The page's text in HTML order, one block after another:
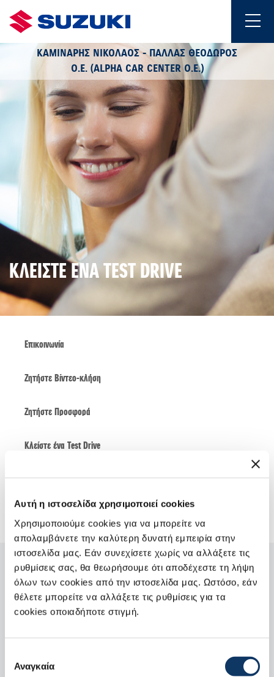
Αυτή η ιστοσελίδα χρησιμοποιεί cookies
Χρησιμοποιούμε cookies για να μπορείτε να
απολαμβάνετε την καλύτερη δυνατή εμπειρία στην
ιστοσελίδα μας. Εάν συνεχίσετε χωρίς να αλλάξετε τις
ρυθμίσεις σας, θα θεωρήσουμε ότι αποδέχεστε τη λήψη
όλων των cookies από την ιστοσελίδα μας. Ωστόσο, εάν
θέλετε μπορείτε να αλλάξετε τις ρυθμίσεις για τα
cookies οποιαδήποτε στιγμή.
συγκατάθεσης
Αναγκαία
ΚΑΜΙΝΑΡΗΣ ΝΙΚΟΛΑΟΣ - ΠΑΛΛΑΣ ΘΕΟΔΩΡΟΣ
Ο.Ε. (ALPHA CAR CENTER O.E.)
ΚΛΕΙΣΤΕ ΕΝΑ TEST DRIVE
Επικοινωνία
Ζητήστε Βίντεο-κλήση
Ζητήστε Προσφορά
Κλείστε ένα Τest Drive
Κλείστε Ραντεβού Service
Εγγραφείτε στο Newsletter
Παρακαλούμε συμπληρώστε τη φόρμα παρακάτω και
θα επικοινωνήσουμε μαζί σας το συντομότερο.
Επιλογή μοντέλου
Ακολουθήστε τα παρακάτω βήματα: